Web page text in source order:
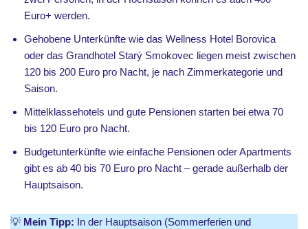
Euro+ werden.
Gehobene Unterkünfte wie das Wellness Hotel Borovica
oder das Grandhotel Starý Smokovec liegen meist zwischen
120 bis 200 Euro pro Nacht, je nach Zimmerkategorie und
Saison.
Mittelklassehotels und gute Pensionen starten bei etwa 70
bis 120 Euro pro Nacht.
Budgetunterkünfte wie einfache Pensionen oder Apartments
gibt es ab 40 bis 70 Euro pro Nacht – gerade außerhalb der
Hauptsaison.
💡 Mein Tipp: In der Hauptsaison (Sommerferien und